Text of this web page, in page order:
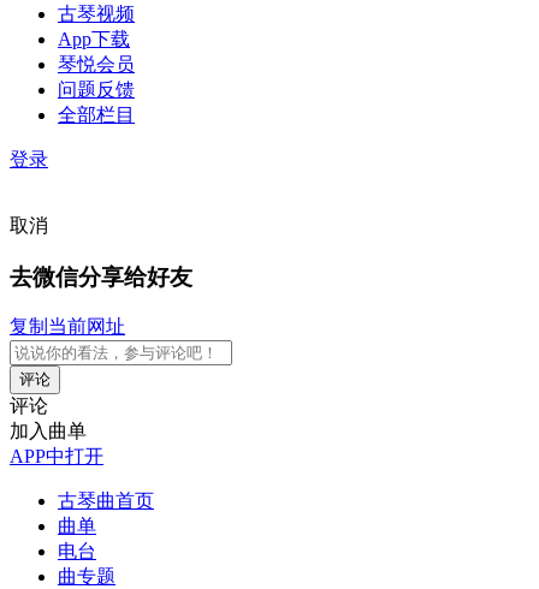
古琴视频
App下载
琴悦会员
问题反馈
全部栏目
登录
取消
去微信分享给好友
复制当前网址
评论
评论
加入曲单
APP中打开
古琴曲首页
曲单
电台
曲专题